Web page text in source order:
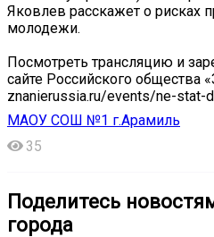
Яковлев расскажет о рисках
молодежи.
Посмотреть трансляцию и
сайте Российского общества
znanierussia.ru/events/ne-stat-
МАОУ СОШ №1 г.Арамиль
35
Поделитесь
города